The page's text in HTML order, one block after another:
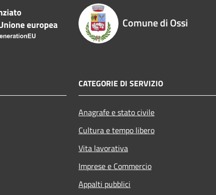
Comune di Ossi
CATEGORIE DI SERVIZIO
Anagrafe e stato civile
Cultura e tempo libero
Vita lavorativa
Imprese e Commercio
Appalti pubblici